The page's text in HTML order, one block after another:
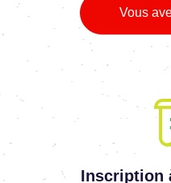
Vous
Inscription